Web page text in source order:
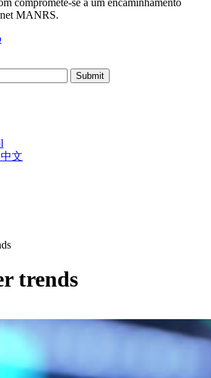
compromete-se a um encaminhamento
MANRS.
Submit
文
trends